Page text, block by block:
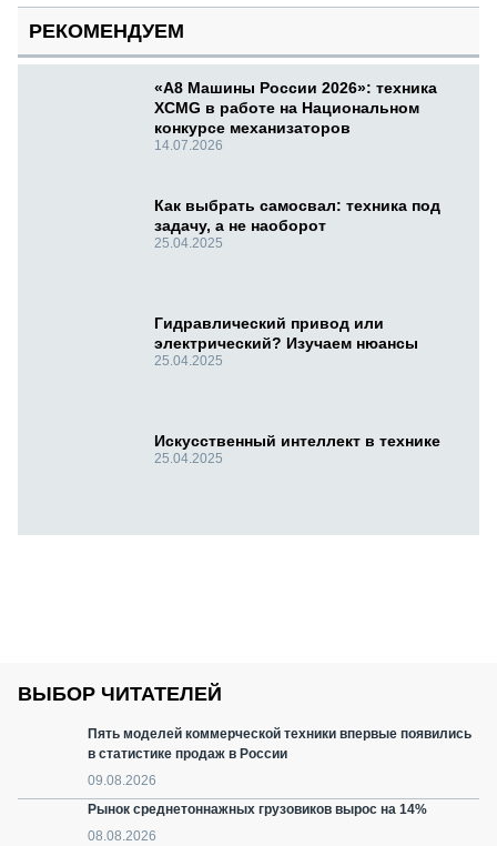
РЕКОМЕНДУЕМ
«А8 Машины России 2026»: техника
XCMG в работе на Национальном
конкурсе механизаторов
14.07.2026
Как выбрать самосвал: техника под
задачу, а не наоборот
25.04.2025
Гидравлический привод или
электрический? Изучаем нюансы
25.04.2025
Искусственный интеллект в технике
25.04.2025
ВЫБОР ЧИТАТЕЛЕЙ
Пять моделей коммерческой техники впервые появились
в статистике продаж в России
09.08.2026
Рынок среднетоннажных грузовиков вырос на 14%
08.08.2026